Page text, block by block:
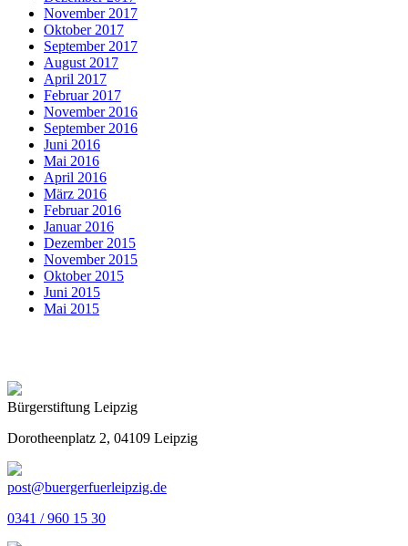
November 2017
Oktober 2017
September 2017
August 2017
April 2017
Februar 2017
November 2016
September 2016
Juni 2016
Mai 2016
April 2016
März 2016
Februar 2016
Januar 2016
Dezember 2015
November 2015
Oktober 2015
Juni 2015
Mai 2015
Bürgerstiftung Leipzig
Dorotheenplatz 2, 04109 Leipzig
post@buergerfuerleipzig.de
0341 / 960 15 30